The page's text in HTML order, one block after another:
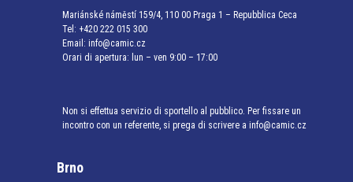
Mariánské náměstí 159/4, 110 00 Praga 1 – Repubblica Ceca
Tel: +420 222 015 300
Email: info@camic.cz
Orari di apertura: lun – ven 9:00 – 17:00
Non si effettua servizio di sportello al pubblico. Per fissare un
incontro con un referente, si prega di scrivere a info@camic.cz
Brno